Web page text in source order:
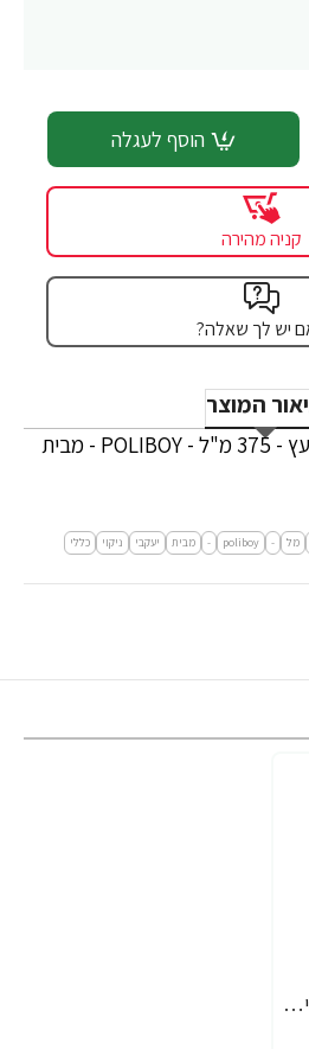
הוסף לעגלה
קניה מהירה
יש לך שאלה?
המוצר
פוליבוי מרסס לרהיטי עץ - 375 מ"ל - POLIBOY - מבית
מל -
poliboy
- מבית יעקבי ניקוי
כללי
פוליבוי ספריי רב תכליתי דוחה אבק למשך 7 ימים - 300 מ"ל - POLIBOY - מבית יעקבי